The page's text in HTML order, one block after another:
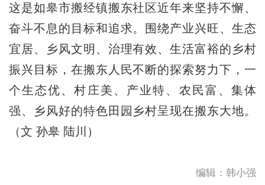
这是如皋市搬经镇搬东社区近年来坚持不懈、
奋斗不息的目标和追求。围绕产业兴旺、生态
宜居、乡风文明、治理有效、生活富裕的乡村
振兴目标，在搬东人民不断的探索努力下，一
个生态优、村庄美、产业特、农民富、集体
强、乡风好的特色田园乡村呈现在搬东大地。
（文 孙皋 陆川）
编辑：韩小强